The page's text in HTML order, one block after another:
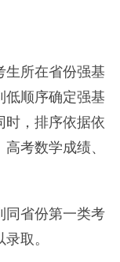
生所在省份强基
顺序确定强基
，排序依据依
考数学成绩、
同省份第一类考
取。